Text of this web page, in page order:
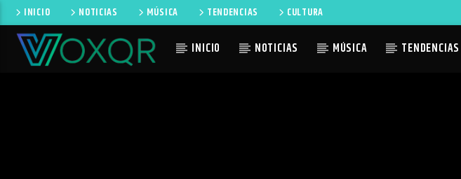
INICIO NOTICIAS MÚSICA TENDENCIAS CULTURA
INICIO NOTICIAS MÚSICA TENDENCIAS